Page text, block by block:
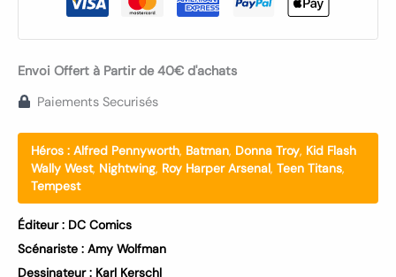
Envoi Offert à Partir de 40€ d'achats
Paiements Securisés
Héros : Alfred Pennyworth, Batman, Donna Troy, Kid Flash
Wally West, Nightwing, Roy Harper Arsenal, Teen Titans,
Tempest
Éditeur : DC Comics
Scénariste : Amy Wolfman
Dessinateur : Karl Kerschl